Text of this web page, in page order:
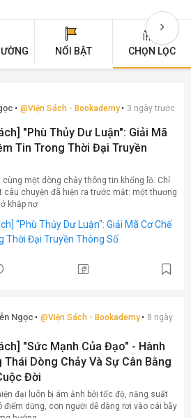
NỔI BẬT CHỌN LỌC
@Viện Sách - Bookademy 3 ngày trước
"Phù Thủy Dư Luận": Giải Mã
Tin Trong Thời Đại Truyền
cùng một dòng chảy thông tin khổng lồ. Chỉ
câu chuyện đã hiện ra trước mắt: một thương
khắp nơ
Ngọc @Viện Sách - Bookademy
8 ngày
"Sức Mạnh Của Đạo" - Hành
Dòng Chảy Và Sự Cân Bằng
Đời
đại luôn bị ám ảnh bởi tốc độ, năng suất
dừng, con người dễ dàng rơi vào cái bẫy